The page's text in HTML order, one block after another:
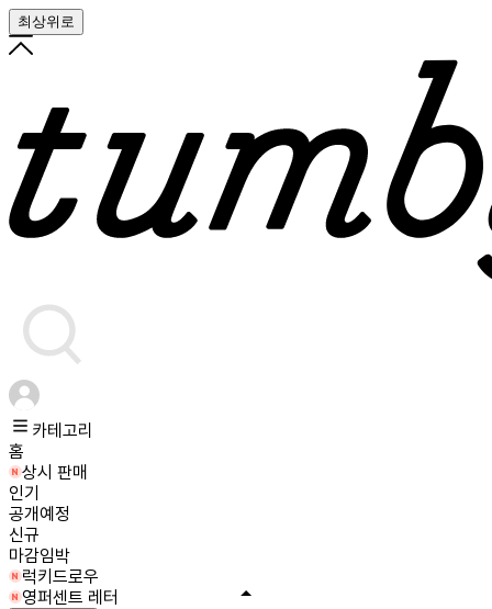
최상위로
카테고리
홈
상시 판매
인기
공개예정
신규
마감임박
럭키드로우
영퍼센트 레터